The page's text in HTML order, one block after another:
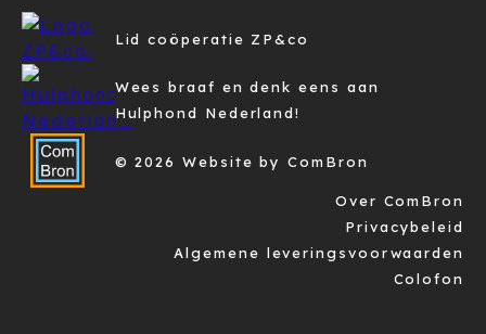
Lid coöperatie ZP&co
Wees braaf en denk eens aan
Hulphond Nederland!
© 2026 Website by ComBron
Over ComBron
Privacybeleid
Algemene leveringsvoorwaarden
Colofon